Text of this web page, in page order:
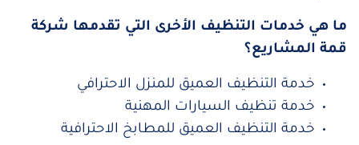
ما هي خدمات التنظيف الأخرى التي تقدمها شركة
قمة المشاريع؟
خدمة التنظيف العميق للمنزل الاحترافي
خدمة تنظيف السيارات المهنية
خدمة التنظيف العميق للمطابخ الاحترافية